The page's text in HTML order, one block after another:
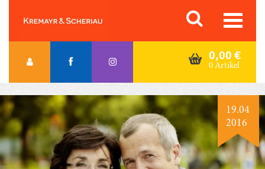
content
Orac K&S
0,00 €
0 Artikel
19.04
2016